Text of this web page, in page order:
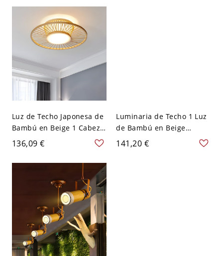
madera con pantalla de
tela en el interior
Luz de Techo Japonesa de
Bambú en Beige 1 Cabeza
Iluminación de Techo
Redonda para Salón -
Beige 110 A 120 V
136,09 €
Luminaria de Techo 1 Luz
de Bambú en Beige
Iluminación de Techo
Japonesa de Tambor para
141,20 €